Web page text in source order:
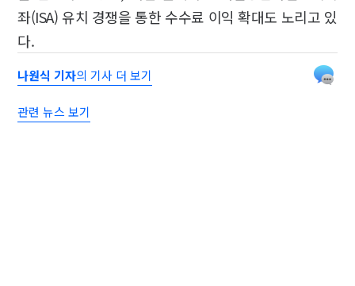
좌(ISA) 유치 경쟁을 통한 수수료 이익 확대도 노리고 있
다.
나원식 기자의 기사 더 보기
관련 뉴스 보기